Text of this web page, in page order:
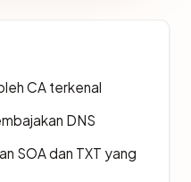
CA terkenal
DNS
SOA dan TXT yang